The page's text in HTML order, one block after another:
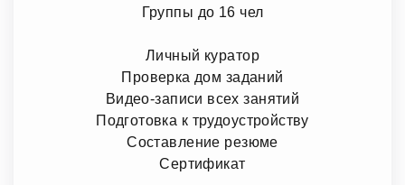
Группы до 16 чел
Личный куратор
Проверка дом заданий
Видео-записи всех занятий
Подготовка к трудоустройству
Составление резюме
Сертификат